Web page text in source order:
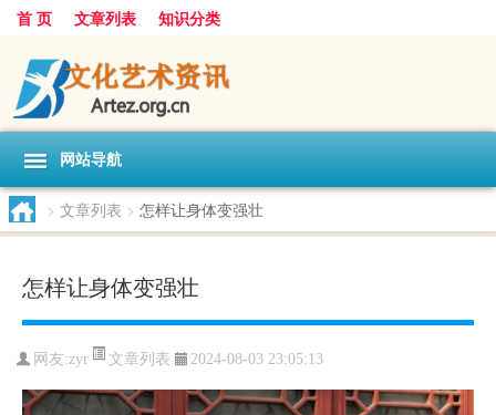
首 页 文章列表 知识分类
网站导航
> 文章列表 > 怎样让身体变强壮
怎样让身体变强壮
网友:zyr 文章列表 2024-08-03 23:05:13